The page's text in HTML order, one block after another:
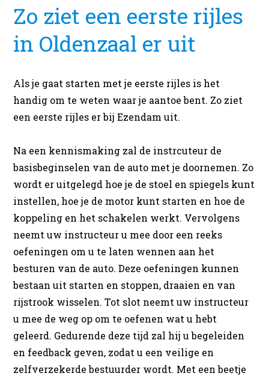
Zo ziet een eerste rijles
in Oldenzaal er uit
Als je gaat starten met je eerste rijles is het
handig om te weten waar je aantoe bent. Zo ziet
een eerste rijles er bij Ezendam uit.
Na een kennismaking zal de instrcuteur de
basisbeginselen van de auto met je doornemen. Zo
wordt er uitgelegd hoe je de stoel en spiegels kunt
instellen, hoe je de motor kunt starten en hoe de
koppeling en het schakelen werkt. Vervolgens
neemt uw instructeur u mee door een reeks
oefeningen om u te laten wennen aan het
besturen van de auto. Deze oefeningen kunnen
bestaan uit starten en stoppen, draaien en van
rijstrook wisselen. Tot slot neemt uw instructeur
u mee de weg op om te oefenen wat u hebt
geleerd. Gedurende deze tijd zal hij u begeleiden
en feedback geven, zodat u een veilige en
zelfverzekerde bestuurder wordt. Met een beetje